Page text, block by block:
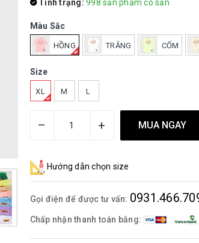
Tình trạng: 998 sản phẩm có sẵn
Màu Sắc
HỒNG TRẮNG CỐM
Size
XL M L
– + MUA NGAY
Hướng dẫn chọn size
Gọi điện để được tư vấn:
Chấp nhận thanh toán bằng: